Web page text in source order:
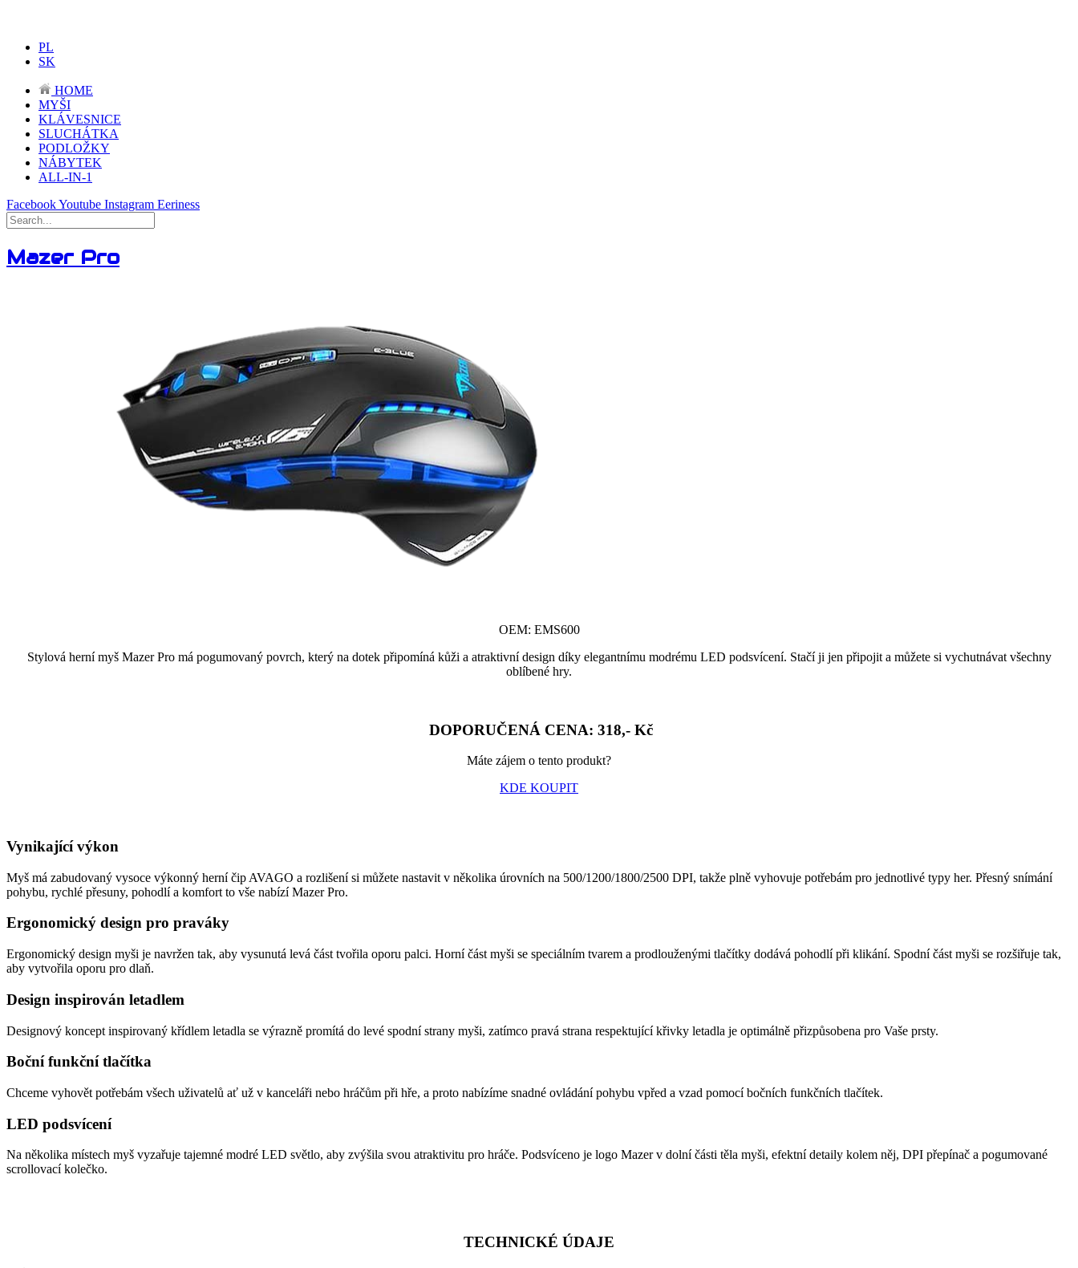
PL
SK
HOME
MYŠI
KLÁVESNICE
SLUCHÁTKA
PODLOŽKY
NÁBYTEK
ALL-IN-1
FacebookYoutube Instagram Eeriness
Mazer Pro
OEM: EMS600
Stylová herní myš Mazer Pro má pogumovaný povrch, který na dotek připomíná kůži a atraktivní design díky elegantnímu modrému LED podsvícení. Stačí ji jen připojit a můžete si vychutnávat všechny
oblíbené hry.
DOPORUČENÁ CENA: 318,- Kč
Máte zájem o tento produkt?
KDE KOUPIT
Vynikající výkon
Myš má zabudovaný vysoce výkonný herní čip AVAGO a rozlišení si můžete nastavit v několika úrovních na 500/1200/1800/2500 DPI, takže plně vyhovuje potřebám pro jednotlivé typy her. Přesný snímání
pohybu, rychlé přesuny, pohodlí a komfort to vše nabízí Mazer Pro.
Ergonomický design pro praváky
Ergonomický design myši je navržen tak, aby vysunutá levá část tvořila oporu palci. Horní část myši se speciálním tvarem a prodlouženými tlačítky dodává pohodlí při klikání. Spodní část myši se rozšiřuje tak,
aby vytvořila oporu pro dlaň.
Design inspirován letadlem
Designový koncept inspirovaný křídlem letadla se výrazně promítá do levé spodní strany myši, zatímco pravá strana respektující křivky letadla je optimálně přizpůsobena pro Vaše prsty.
Boční funkční tlačítka
Chceme vyhovět potřebám všech uživatelů ať už v kanceláři nebo hráčům při hře, a proto nabízíme snadné ovládání pohybu vpřed a vzad pomocí bočních funkčních tlačítek.
LED podsvícení
Na několika místech myš vyzařuje tajemné modré LED světlo, aby zvýšila svou atraktivitu pro hráče. Podsvíceno je logo Mazer v dolní části těla myši, efektní detaily kolem něj, DPI přepínač a pogumované
scrollovací kolečko.
TECHNICKÉ ÚDAJE